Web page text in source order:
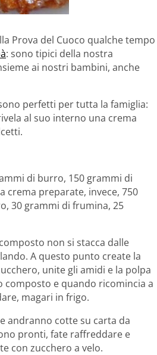
Prova del Cuoco qualche tempo
: sono tipici della nostra
ai nostri bambini, anche
perfetti per tutta la famiglia:
al suo interno una crema
di burro, 150 grammi di
crema preparate, invece, 750
30 grammi di frumina, 25
non si stacca dalle
A questo punto create la
unite gli amidi e la polpa
composto e quando ricomincia a
magari in frigo.
andranno cotte su carta da
pronti, fate raffreddare e
con zucchero a velo.